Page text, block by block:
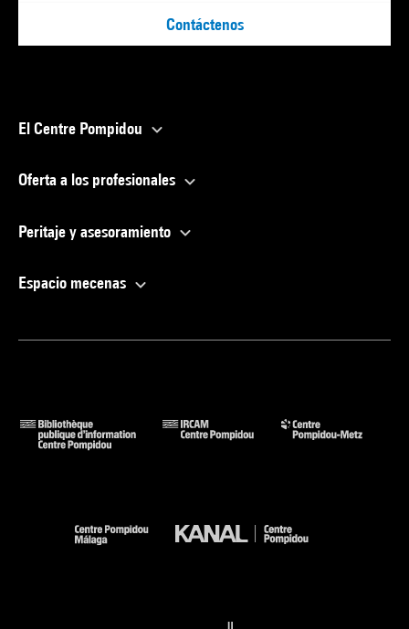
Contáctenos
El Centre Pompidou
Oferta a los profesionales
Peritaje y asesoramiento
Espacio mecenas